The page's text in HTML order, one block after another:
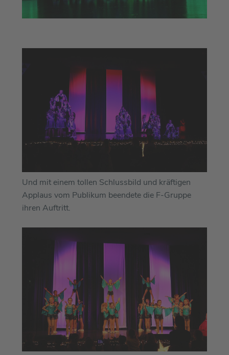
Und mit einem tollen Schlussbild und kräftigen
Applaus vom Publikum beendete die F-Gruppe
ihren Auftritt.